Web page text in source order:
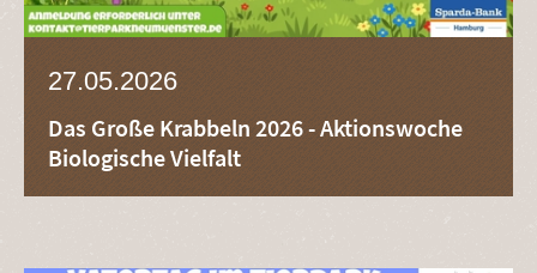
27.05.2026
Das Große Krabbeln 2026 - Aktionswoche
Biologische Vielfalt